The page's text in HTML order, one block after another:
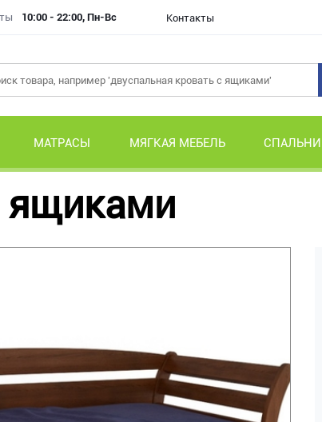
10:00 - 22:00, Пн-Вс Контакты
МАТРАСЫ МЯГКАЯ МЕБЕЛЬ СПАЛЬНИ
ящиками